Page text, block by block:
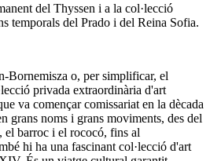
del Thyssen i a la col·lecció
temporals del Prado i del Reina Sofia.
Bornemisza o, per simplificar, el
privada extraordinària d'art
va començar comissariat en la dècada
grans noms i grans moviments, des del
el barroc i el rococó, fins al
hi ha una fascinant col·lecció d'art